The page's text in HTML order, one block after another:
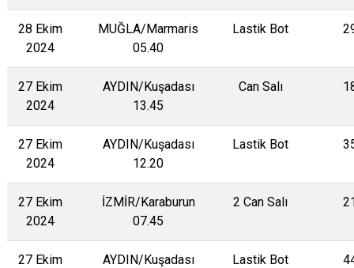
28 Ekim
2024
MUĞLA/Marmaris
05.40
Lastik Bot
27 Ekim
2024
AYDIN/Kuşadası
13.45
Can Salı
27 Ekim
2024
AYDIN/Kuşadası
12.20
Lastik Bot
27 Ekim
2024
İZMİR/Karaburun
07.45
2 Can Salı
27 Ekim
AYDIN/Kuşadası
Lastik Bot